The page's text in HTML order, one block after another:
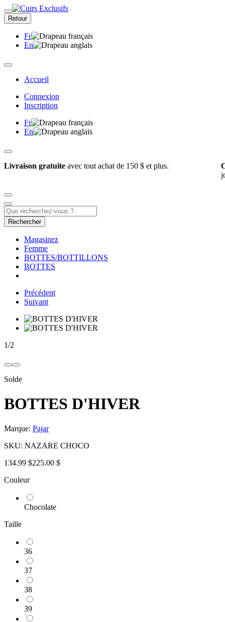
Retour
Fr
En
Accueil
Connexion
Inscription
Fr
En
Livraison gratuite avec tout achat de 150 $ et plus.
Rechercher
Magasinez
Femme
BOTTES/BOTTILLONS
BOTTES
Précédent
Suivant
1/2
Solde
BOTTES D'HIVER
Marque: Pajar
SKU: NAZARE CHOCO
134.99 $225.00 $
Couleur
Chocolate
Taille
36
37
38
39